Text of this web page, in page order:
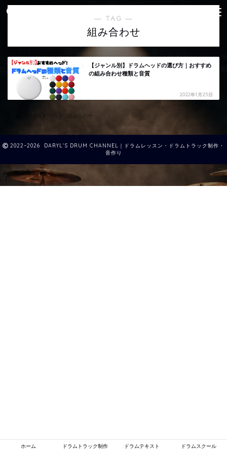
― TAG ―
組み合わせ
【ジャンル別】ドラムヘッドの選び方｜おすすめ
の組み合わせ種類と音質
2022年1月25日
タグ : 組み合わせ
2022–2026 DARYL'S DRUM CHANNEL｜ドラムレッスン・ドラムトラック制作・
音作り
ホーム ドラムトラック制作 ドラムテキスト ドラムスクール